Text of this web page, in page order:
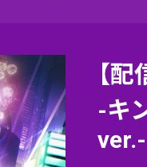
【
-キ
ver.-